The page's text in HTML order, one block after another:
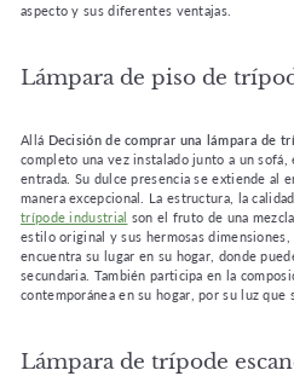
aspecto y sus diferentes ventajas.
Lámpara de piso de
Allá Decisión de comprar una lámpara de
completo una vez instalado junto a un sofá,
entrada. Su dulce presencia se extiende al
manera excepcional. La estructura, la
trípode industrial son el fruto de una
estilo original y sus hermosas
encuentra su lugar en su hogar, donde
secundaria. También participa en la
contemporánea en su hogar, por su luz que
Lámpara de trípode